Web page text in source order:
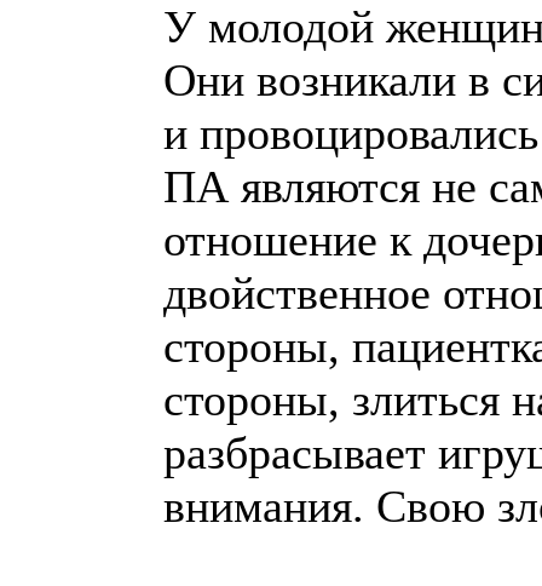
У молодой
Они возникали в
и
ПА являются не
отношение к
двойственное
стороны,
стороны, злиться
разбрасывает
внимания. Свою